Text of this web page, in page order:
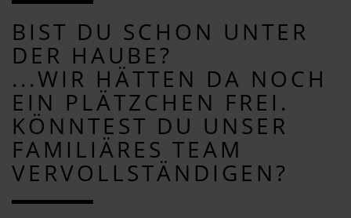
BIST DU SCHON UNTER
DER HAUBE?
...WIR HÄTTEN DA NOCH
EIN PLÄTZCHEN FREI.
KÖNNTEST DU UNSER
FAMILIÄRES TEAM
VERVOLLSTÄNDIGEN?